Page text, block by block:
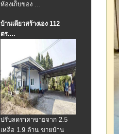
ห้องเก็บของ ...
บ้านเดียวสร้างเอง 112
ตร....
ปรับลดราคาขายจาก 2.5
เหลือ 1.9 ล้าน ขายบ้าน